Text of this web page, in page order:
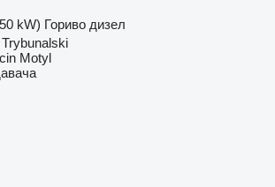
kW) Гориво дизел
Motyl